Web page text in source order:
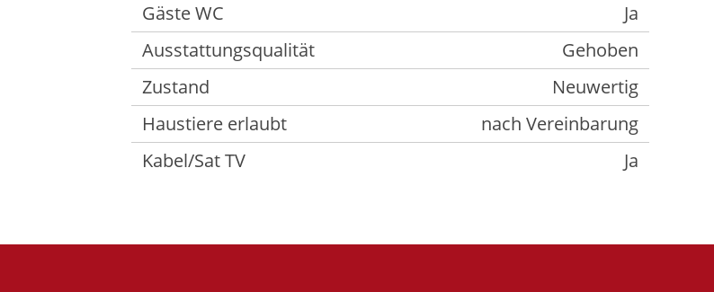
Gäste WC
Ja
Ausstattungsqualität
Gehoben
Zustand
Neuwertig
Haustiere erlaubt
nach Vereinbarung
Kabel/Sat TV
Ja